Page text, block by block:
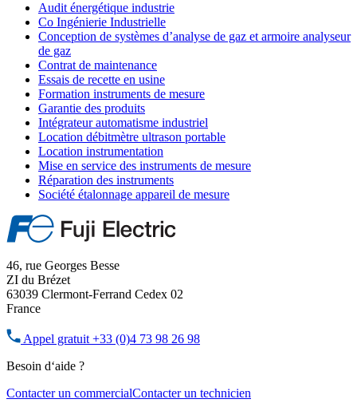
Audit énergétique industrie
Co Ingénierie Industrielle
Conception de systèmes d’analyse de gaz et armoire analyseur
de gaz
Contrat de maintenance
Essais de recette en usine
Formation instruments de mesure
Garantie des produits
Intégrateur automatisme industriel
Location débitmètre ultrason portable
Location instrumentation
Mise en service des instruments de mesure
Réparation des instruments
Société étalonnage appareil de mesure
46, rue Georges Besse
ZI du Brézet
63039 Clermont-Ferrand Cedex 02
France
Appel gratuit +33 (0)4 73 98 26 98
Besoin d‘aide ?
Contacter un commercialContacter un technicien